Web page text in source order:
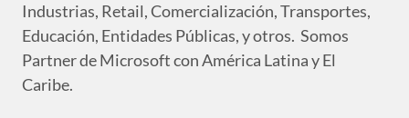
Industrias, Retail, Comercialización, Transportes,
Educación, Entidades Públicas, y otros. Somos
Partner de Microsoft con América Latina y El
Caribe.